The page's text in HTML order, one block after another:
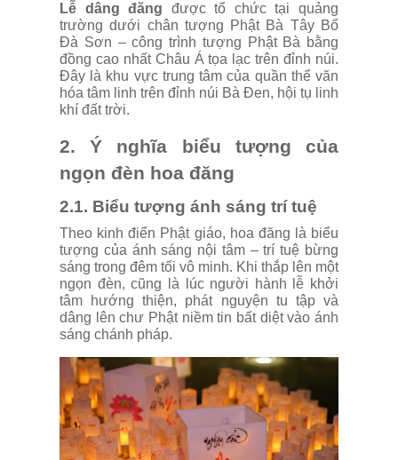
Lễ dâng đăng được tổ chức tại quảng
trường dưới chân tượng Phật Bà Tây Bổ
Đà Sơn – công trình tượng Phật Bà bằng
đồng cao nhất Châu Á tọa lạc trên đỉnh núi.
Đây là khu vực trung tâm của quần thể văn
hóa tâm linh trên đỉnh núi Bà Đen, hội tụ linh
khí đất trời.
2. Ý nghĩa biểu tượng của
ngọn đèn hoa đăng
2.1. Biểu tượng ánh sáng trí tuệ
Theo kinh điển Phật giáo, hoa đăng là biểu
tượng của ánh sáng nội tâm – trí tuệ bừng
sáng trong đêm tối vô minh. Khi thắp lên một
ngọn đèn, cũng là lúc người hành lễ khởi
tâm hướng thiện, phát nguyện tu tập và
dâng lên chư Phật niềm tin bất diệt vào ánh
sáng chánh pháp.